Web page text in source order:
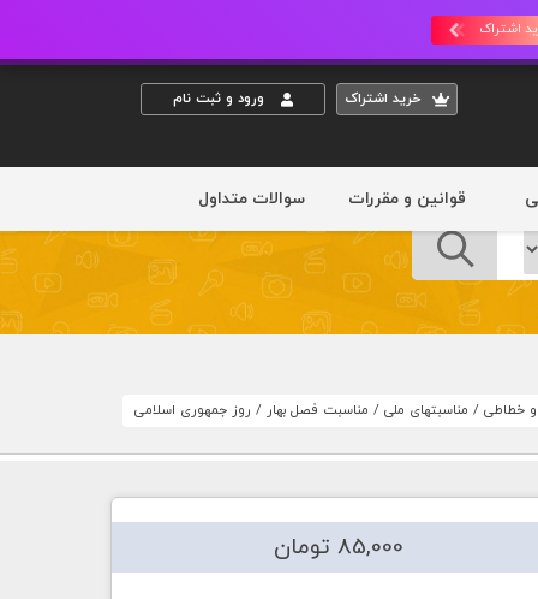
اشتراک
خريد اشتراک ورود و ثبت نام
قوانین و مقررات سوالات متداول
و خطاطی / مناسبتهای ملی / مناسبت فصل بهار / روز جمهوری اسلامی
85,000 تومان